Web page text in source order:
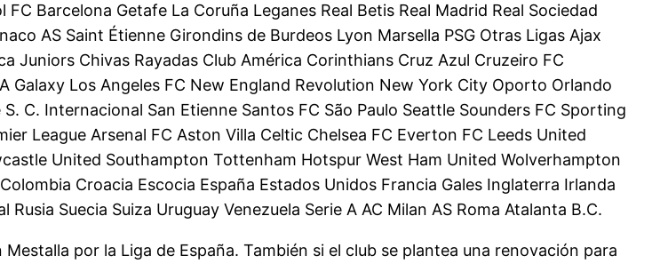
Barcelona Getafe La Coruña Leganes Real Betis Real Madrid Real Sociedad
AS Saint Étienne Girondins de Burdeos Lyon Marsella PSG Otras Ligas Ajax
Chivas Rayadas Club América Corinthians Cruz Azul Cruzeiro FC
Los Angeles FC New England Revolution New York City Oporto Orlando
C. Internacional San Etienne Santos FC São Paulo Seattle Sounders FC Sporting
League Arsenal FC Aston Villa Celtic Chelsea FC Everton FC Leeds United
United Southampton Tottenham Hotspur West Ham United Wolverhampton
Croacia Escocia España Estados Unidos Francia Gales Inglaterra Irlanda
Suecia Suiza Uruguay Venezuela Serie A AC Milan AS Roma Atalanta B.C.
por la Liga de España. También si el club se plantea una renovación para